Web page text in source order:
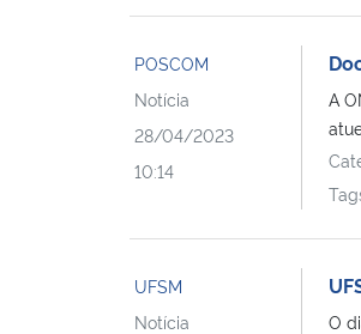
POSCOM
Notícia
28/04/2023
10:14
A
UFSM
Notícia
O